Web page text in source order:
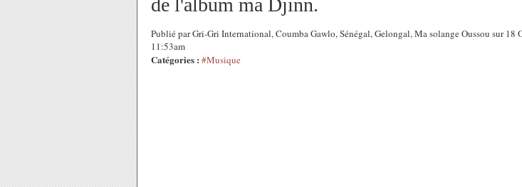
de l'album ma Djinn.
Publié par Gri-Gri International, Coumba Gawlo, Sénégal, Gelongal, Ma solange Oussou sur 18
11:53am
Catégories : #Musique